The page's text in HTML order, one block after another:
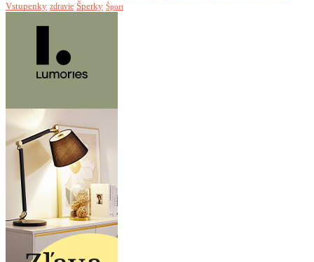
Vstupenky zdravie Šperky Šport